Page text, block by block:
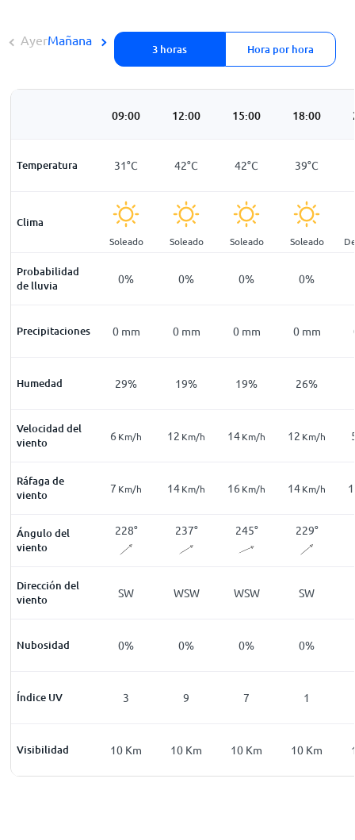
Ayer
3 horas Hora por hora
Mañana
09:00 12:00 15:00 18:00
Temperatura
C 22°C 31°C 42°C 42°C 39°C
Clima
Soleado Soleado Soleado Soleado
Probabilidad
de lluvia1% 0% 0% 0% 0%
Precipitaciones
mm 0mm 0 mm 0 mm 0 mm 0 mm
Humedad
40 29% 19% 19% 26%
Velocidad del
viento
h 1 Km/h 6 Km/h 12 Km/h 14Km/h 12 Km/h
Ráfaga de
viento
h 2 Km/h 7 Km/h 14Km/h 16 Km/h 14Km/h
Ángulo del
viento
121 228° 237° 245° 229°
Dirección del
viento
ESE SW WSW WSW SW
Nubosidad
0% 0% 0% 0% 0%
Índice UV 3 9 7 1
Visibilidad
Km 10Km 10 Km 10 Km 10 Km 10 Km